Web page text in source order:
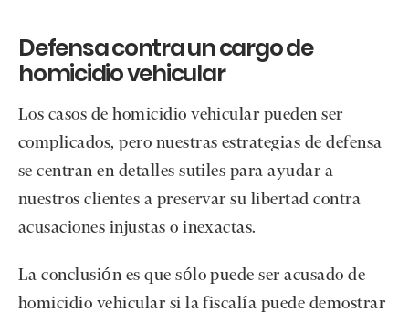
Defensa contra un cargo de
homicidio vehicular
Los casos de homicidio vehicular pueden ser
complicados, pero nuestras estrategias de defensa
se centran en detalles sutiles para ayudar a
nuestros clientes a preservar su libertad contra
acusaciones injustas o inexactas.
La conclusión es que sólo puede ser acusado de
homicidio vehicular si la fiscalía puede demostrar